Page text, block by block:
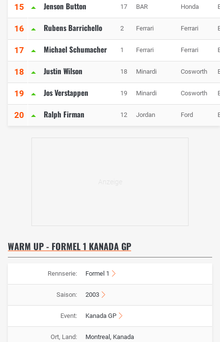
15 Jenson Button 17 BAR Honda
16 Rubens Barrichello 2 Ferrari Ferrari
17 Michael Schumacher 1 Ferrari Ferrari
18 Justin Wilson 18 Minardi Cosworth
19 Jos Verstappen 19 Minardi Cosworth
20 Ralph Firman 12 Jordan Ford
WARM UP - FORMEL 1 KANADA GP
Rennserie: Formel 1
Saison: 2003
Event: Kanada GP
Ort, Land: Montreal, Kanada